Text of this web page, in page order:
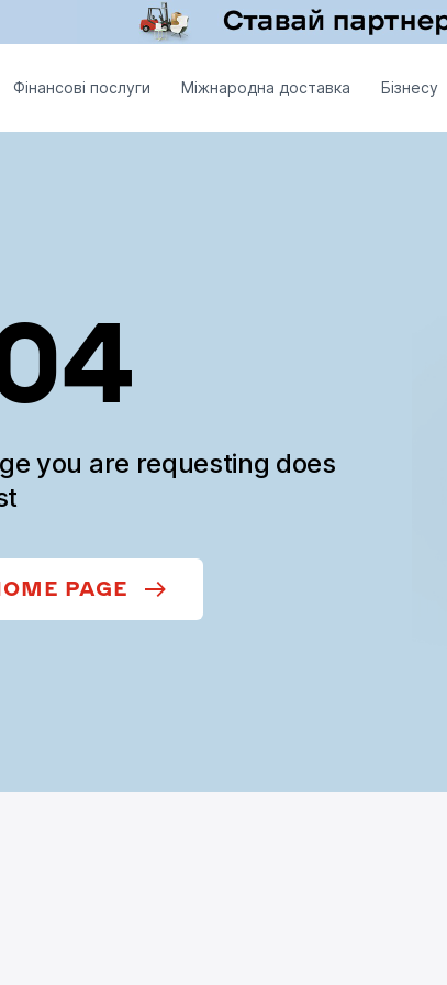
Фінансові послуги Міжнародна доставка Бізнесу
you are requesting does
PAGE